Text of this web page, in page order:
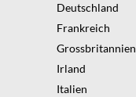
Deutschland
Frankreich
Grossbritannien
Irland
Italien